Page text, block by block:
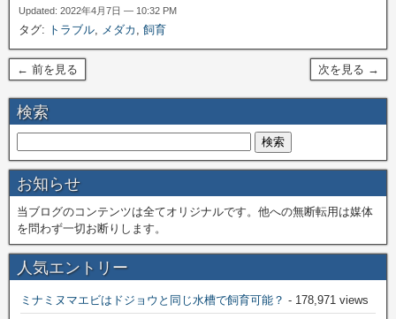
Updated: 2022年4月7日 — 10:32 PM
タグ: トラブル, メダカ , 飼育
← 前を見る 次を見る →
検索
お知らせ
当ブログのコンテンツは全てオリジナルです。他への無断転用は媒体
を問わず一切お断りします。
人気エントリー
ミナミヌマエビはドジョウと同じ水槽で飼育可能？ - 178,971 views